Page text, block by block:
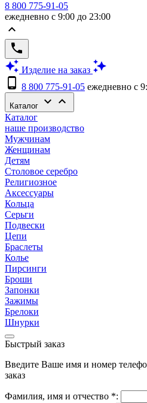
8 800 775-91-05
ежедневно с 9:00 до 23:00
keyboard_arrow_up
phone
auto_awesome Изделие на заказ auto_awesome
phone_android 8 800 775-91-05 ежедневно с
Каталог keyboard_arrow_down keyboard_arrow_up
Каталог
наше производство
Мужчинам
Женщинам
Детям
Столовое серебро
Религиозное
Аксессуары
Кольца
Серьги
Подвески
Цепи
Браслеты
Колье
Пирсинги
Броши
Запонки
Зажимы
Брелоки
Шнурки
Быстрый заказ
Введите Ваше имя и номер
заказ
Фамилия, имя и отчество *: